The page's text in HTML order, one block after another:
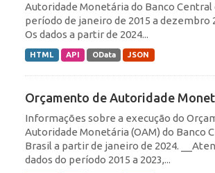
Autoridade Monetária do Banco Central
período de janeiro de 2015 a dezembro
Os dados a partir de 2024...
HTML API OData JSON
Orçamento de Autoridade
Informações sobre a execução do
Autoridade Monetária (OAM) do Banco
Brasil a partir de janeiro de 2024.
dados do período 2015 a 2023,...